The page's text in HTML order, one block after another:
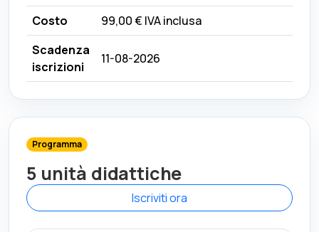
Costo
99,00 € IVA inclusa
Scadenza
iscrizioni
11-08-2026
Programma
5 unità didattiche
Iscriviti ora